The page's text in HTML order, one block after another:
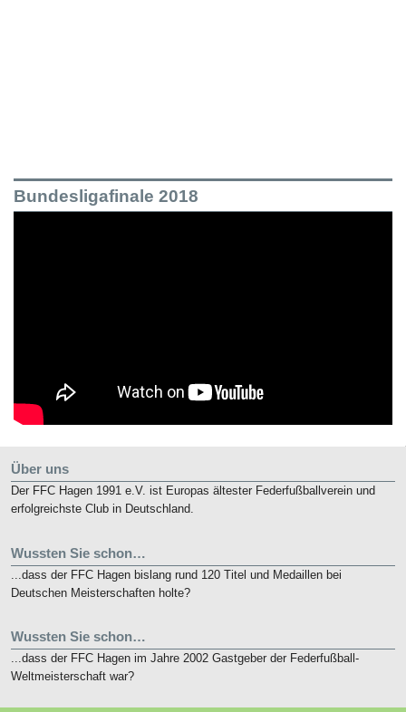
Bundesligafinale 2018
Über uns
Der FFC Hagen 1991 e.V. ist Europas ältester Federfußballverein und
erfolgreichste Club in Deutschland.
Wussten Sie schon…
...dass der FFC Hagen bislang rund 120 Titel und Medaillen bei
Deutschen Meisterschaften holte?
Wussten Sie schon…
...dass der FFC Hagen im Jahre 2002 Gastgeber der Federfußball-
Weltmeisterschaft war?